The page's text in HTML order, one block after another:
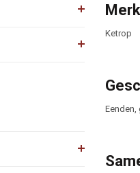
Merk
Ketrop
Eenden,